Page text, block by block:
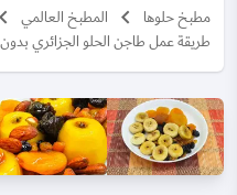
مطبخ حلوها المطبخ العالمي
طريقة عمل طاجن الحلو الجزائري